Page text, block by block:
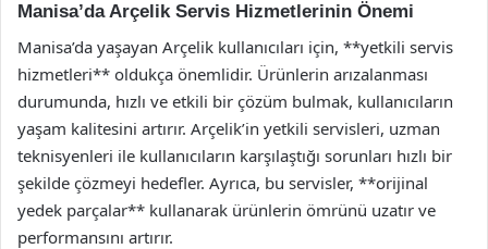
Manisa’da Arçelik Servis Hizmetlerinin Önemi
Manisa’da yaşayan Arçelik kullanıcıları için, **yetkili servis
hizmetleri** oldukça önemlidir. Ürünlerin arızalanması
durumunda, hızlı ve etkili bir çözüm bulmak, kullanıcıların
yaşam kalitesini artırır. Arçelik’in yetkili servisleri, uzman
teknisyenleri ile kullanıcıların karşılaştığı sorunları hızlı bir
şekilde çözmeyi hedefler. Ayrıca, bu servisler, **orijinal
yedek parçalar** kullanarak ürünlerin ömrünü uzatır ve
performansını artırır.